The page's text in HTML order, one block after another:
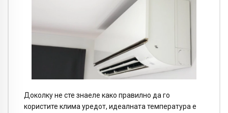
Доколку не сте знаеле како правилно да го
користите клима уредот, идеалната температура е